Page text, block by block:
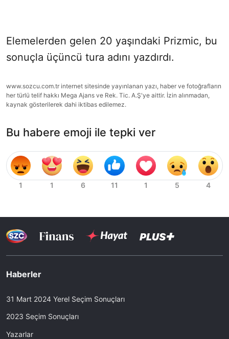
Elemelerden gelen 20 yaşındaki Prizmic, bu
sonuçla üçüncü tura adını yazdırdı.
www.sozcu.com.tr internet sitesinde yayınlanan yazı, haber ve fotoğrafların
her türlü telif hakkı Mega Ajans ve Rek. Tic. A.Ş'ye aittir. İzin alınmadan,
kaynak gösterilerek dahi iktibas edilemez.
Bu habere emoji ile tepki ver
Haberler
31 Mart 2024 Yerel Seçim Sonuçları
2023 Seçim Sonuçları
Yazarlar